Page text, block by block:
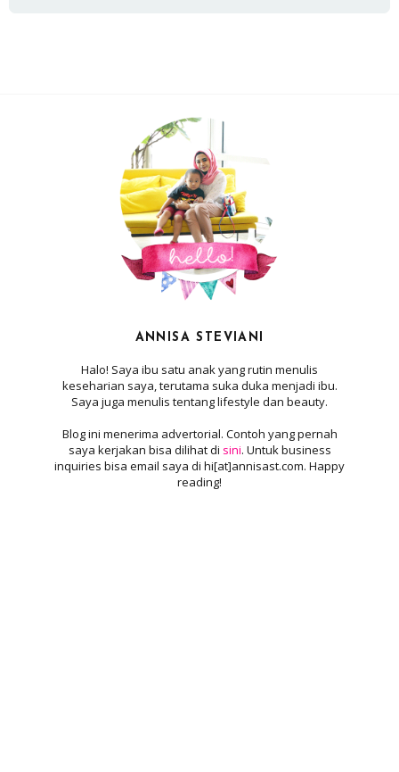
ANNISA STEVIANI
Halo! Saya ibu satu anak yang rutin menulis
keseharian saya, terutama suka duka menjadi ibu.
Saya juga menulis tentang lifestyle dan beauty.
Blog ini menerima advertorial. Contoh yang pernah
saya kerjakan bisa dilihat di sini. Untuk business
inquiries bisa email saya di hi[at]annisast.com. Happy
reading!